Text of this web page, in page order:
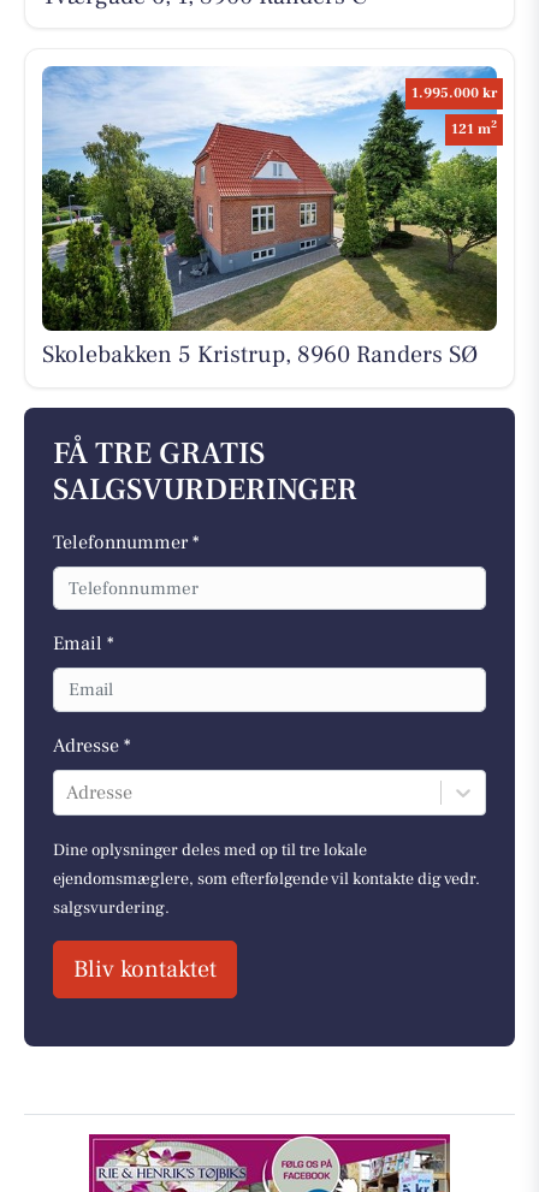
1.995.000 kr
121 m2
Skolebakken 5 Kristrup, 8960 Randers SØ
FÅ TRE GRATIS
SALGSVURDERINGER
Telefonnummer *
Email *
Adresse *
Adresse
Dine oplysninger deles med op til tre lokale
ejendomsmæglere, som efterfølgende vil kontakte dig vedr.
salgsvurdering.
Bliv kontaktet